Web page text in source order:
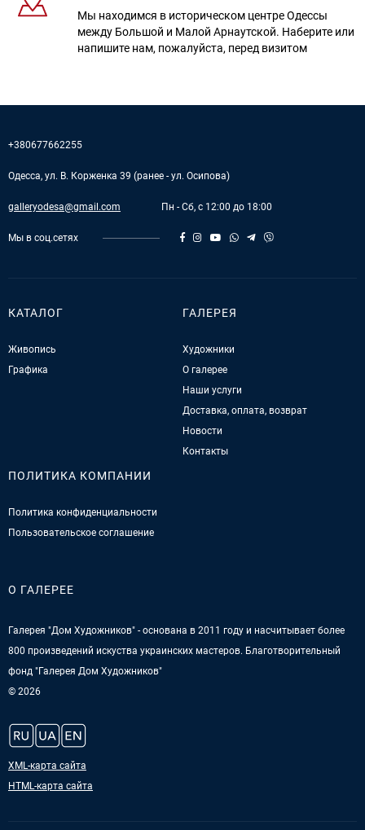
Мы находимся в историческом центре Одессы
между Большой и Малой Арнаутской. Наберите или
напишите нам, пожалуйста, перед визитом
+380677662255
Одесса, ул. В. Корженка 39 (ранее - ул. Осипова)
galleryodesa@gmail.com Пн - Сб, с 12:00 до 18:00
Мы в соц.сетях
КАТАЛОГ
Живопись
Графика
ГАЛЕРЕЯ
Художники
О галерее
Наши услуги
Доставка, оплата, возврат
Новости
Контакты
ПОЛИТИКА КОМПАНИИ
Политика конфиденциальности
Пользовательское соглашение
О ГАЛЕРЕЕ
Галерея "Дом Художников" - основана в 2011 году и насчитывает более
800 произведений искуства украинских мастеров. Благотворительный
фонд "Галерея Дом Художников"
© 2026
XML-карта сайта
HTML-карта сайта